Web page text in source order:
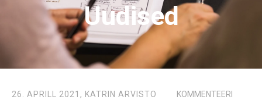
Uudised
26. APRILL 2021, KATRIN ARVISTO KOMMENTEERI